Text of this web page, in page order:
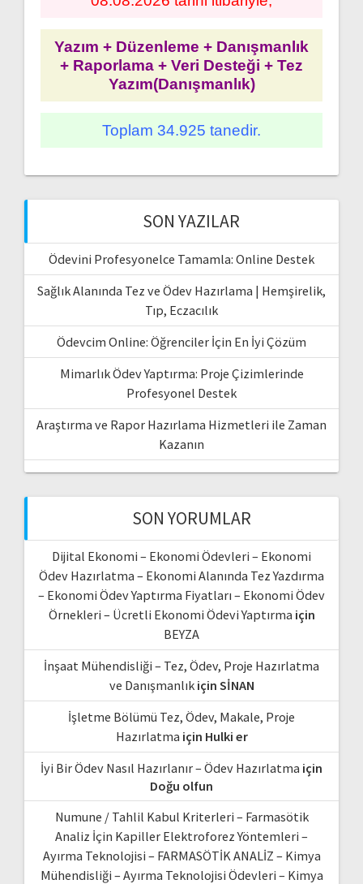
Yazım + Düzenleme + Danışmanlık
+ Raporlama + Veri Desteği + Tez
Yazım(Danışmanlık)
Toplam 34.925 tanedir.
SON YAZILAR
Ödevini Profesyonelce Tamamla: Online Destek
Sağlık Alanında Tez ve Ödev Hazırlama | Hemşirelik,
Tıp, Eczacılık
Ödevcim Online: Öğrenciler İçin En İyi Çözüm
Mimarlık Ödev Yaptırma: Proje Çizimlerinde
Profesyonel Destek
Araştırma ve Rapor Hazırlama Hizmetleri ile Zaman
Kazanın
SON YORUMLAR
Dijital Ekonomi – Ekonomi Ödevleri – Ekonomi
Ödev Hazırlatma – Ekonomi Alanında Tez Yazdırma
– Ekonomi Ödev Yaptırma Fiyatları – Ekonomi Ödev
Örnekleri – Ücretli Ekonomi Ödevi Yaptırma için
BEYZA
İnşaat Mühendisliği – Tez, Ödev, Proje Hazırlatma
ve Danışmanlıkiçin SİNAN
İşletme Bölümü Tez, Ödev, Makale, Proje
Hazırlatma için Hulki er
İyi Bir Ödev Nasıl Hazırlanır – Ödev Hazırlatma için
Doğu olfun
Numune / Tahlil Kabul Kriterleri – Farmasötik
Analiz İçin Kapiller Elektroforez Yöntemleri –
Ayırma Teknolojisi – FARMASÖTİK ANALİZ – Kimya
Mühendisliği – Ayırma Teknolojisi Ödevleri – Kimya